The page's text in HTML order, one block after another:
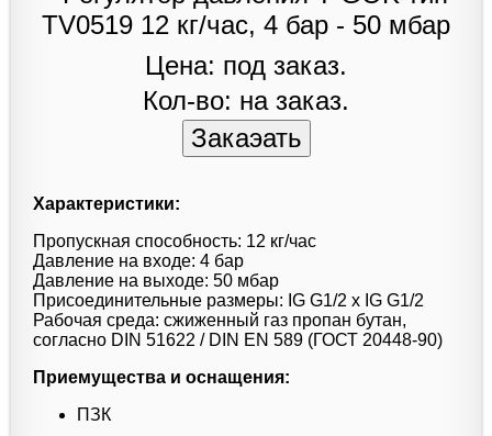
Цена: под заказ.
Кол-во: на заказ.
Характеристики:
Пропускная способность: 12 кг/час
Давление на входе: 4 бар
Давление на выходе: 50 мбар
Присоединительные размеры: IG G1/2 x IG G1/2
Рабочая среда: сжиженный газ пропан бутан,
согласно DIN 51622 / DIN EN 589 (ГОСТ 20448-90)
Приемущества и оснащения:
ПЗК